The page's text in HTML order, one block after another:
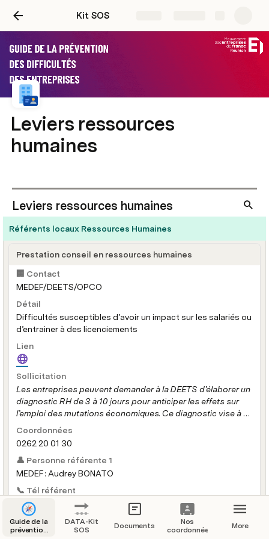
Kit SOS
Leviers ressources
humaines
Leviers ressources humaines
Référents locaux Ressources Humaines
Prestation conseil en ressources humaines
🏢 Contact
MEDEF/DEETS/OPCO
Détail
Difficultés susceptibles d’avoir un impact sur les salariés ou
d’entrainer à des licenciements
Lien
Sollicitation
Les entreprises peuvent demander à la DEETS d’élaborer un
diagnostic RH de 3 à 10 jours pour anticiper les effets sur
l’emploi des mutations économiques. Ce diagnostic vise à
établir la situation de l’entreprise dans toutes ses
matière d’organisation interne et de gestion des ressources
humaines.
Coordonnées
0262 20 01 30
👤 Personne référente 1
MEDEF : Audrey BONATO
📞 Tél référent
0692 71 31 48
✉️ Email référent
audrey.bonato@medef-reunion.com
Guide de la
prévention
DATA-Kit
SOS
Documents
Nos
coordonnées
More